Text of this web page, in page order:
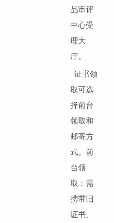
品审评
中心受
理大
厅。
证书领
取可选
择前台
领取和
邮寄方
式。前
台领
取：需
携带旧
证书、